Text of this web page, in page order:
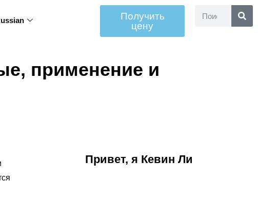
Получить
цену
применение и
Привет, я Кевин Ли